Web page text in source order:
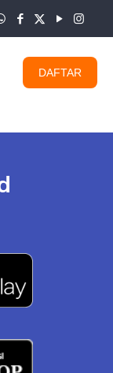
DAFTAR